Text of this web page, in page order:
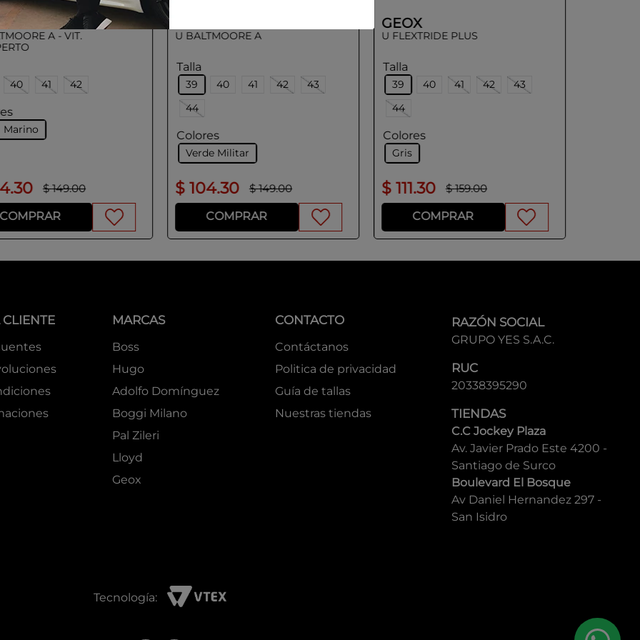
A - VIT.
40 41 42
Marino
.30 $ 149.00
COMPRAR
U BALTMOORE A
Talla
39 40 41 42
43
44
Colores
Verde Militar
$ 104.30 $ 149.00
COMPRAR
GEOX
U FLEXTRIDE PLUS
Talla
39 40 41 42
43
44
Colores
Gris
$ 111.30 $ 159.00
COMPRAR
MARCAS
Boss
Hugo
Adolfo Domínguez
Boggi Milano
Pal Zileri
Lloyd
Geox
CONTACTO
Contáctanos
Politica de privacidad
Guía de tallas
Nuestras tiendas
RAZÓN SOCIAL
GRUPO YES S.A.C.
RUC
20338395290
TIENDAS
C.C Jockey Plaza
Av. Javier Prado Este 4200 -
Santiago de Surco
Boulevard El Bosque
Av Daniel Hernandez 297 -
San Isidro
Tecnología: